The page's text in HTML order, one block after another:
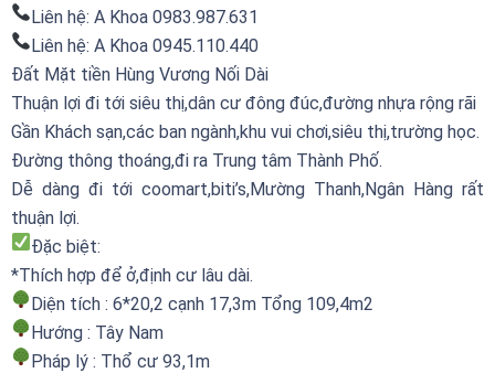
Liên hệ: A Khoa 0983.987.631
Liên hệ: A Khoa 0945.110.440
Đất Mặt tiền Hùng Vương Nối Dài
Thuận lợi đi tới siêu thị,dân cư đông đúc,đường nhựa rộng rãi
Gần Khách sạn,các ban ngành,khu vui chơi,siêu thị,trường học.
Đường thông thoáng,đi ra Trung tâm Thành Phố.
Dễ dàng đi tới coomart,biti’s,Mường Thanh,Ngân Hàng rất
thuận lợi.
Đặc biệt:
*Thích hợp để ở,định cư lâu dài.
Diện tích : 6*20,2 cạnh 17,3m Tổng 109,4m2
Hướng : Tây Nam
Pháp lý : Thổ cư 93,1m